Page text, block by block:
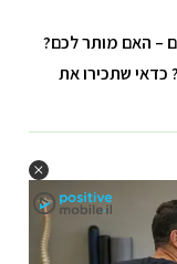
– האם מותר לכם?
שתכירו את